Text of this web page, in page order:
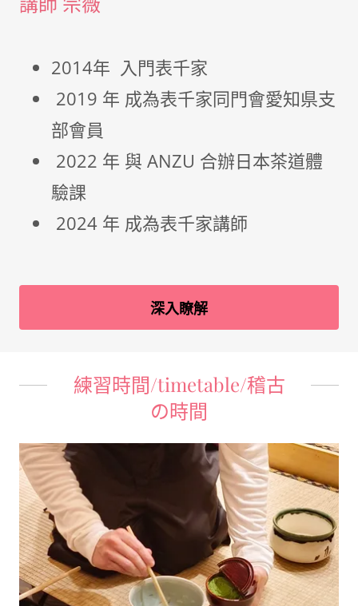
2014年 入門表千家
2019 年 成為表千家同門會愛知県支
部會員
2022 年 與 ANZU 合辦日本茶道體
驗課
2024 年 成為表千家講師
深入瞭解
練習時間/timetable/稽古
の時間